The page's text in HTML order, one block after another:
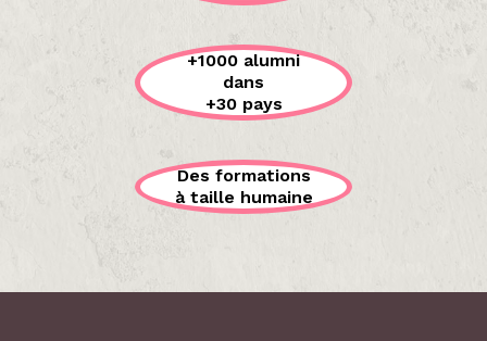
+1000 alumni
dans
+30 pays
Des formations
à taille humaine